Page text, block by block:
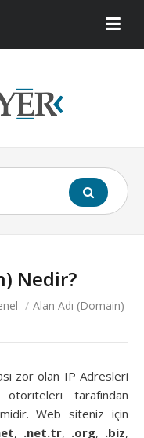
Nedir?
/ Alan Adı (Domain)
zor olan IP Adresleri
tarafından
Web siteniz için
, .net.tr, .org, .biz,